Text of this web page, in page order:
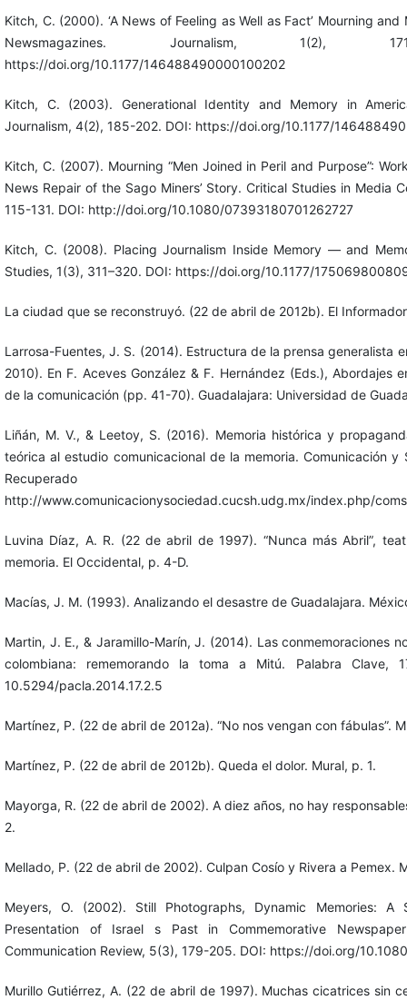
Kitch, C. (2000). ‘A News of Feeling as Well as Fact’ Mourning and
Newsmagazines. Journalism, 1(2),
https://doi.org/10.1177/146488490000100202
Kitch, C. (2003). Generational Identity and Memory in
Journalism, 4(2), 185-202. DOI: https://doi.org/10.1177/
Kitch, C. (2007). Mourning “Men Joined in Peril and Purpose”:
News Repair of the Sago Miners’ Story. Critical Studies in Media
115-131. DOI: http://doi.org/10.1080/07393180701262727
Kitch, C. (2008). Placing Journalism Inside Memory — and
Studies, 1(3), 311–320. DOI: https://doi.org/10.1177/
La ciudad que se reconstruyó. (22 de abril de 2012b). El
Larrosa-Fuentes, J. S. (2014). Estructura de la prensa generalista
2010). En F. Aceves González & F. Hernández (Eds.), Abordajes
de la comunicación (pp. 41-70). Guadalajara: Universidad de
Liñán, M. V., & Leetoy, S. (2016). Memoria histórica y
teórica al estudio comunicacional de la memoria. Comunicación y
http://www.comunicacionysociedad.cucsh.udg.mx/index.php/
Luvina Díaz, A. R. (22 de abril de 1997). “Nunca más Abril”,
memoria. El Occidental, p. 4-D.
Macías, J. M. (1993). Analizando el desastre de Guadalajara.
Martin, J. E., & Jaramillo-Marín, J. (2014). Las conmemoraciones
colombiana: rememorando la toma a Mitú. Palabra Clave,
10.5294/pacla.2014.17.2.5
Martínez, P. (22 de abril de 2012a). “No nos vengan con fábulas”.
Martínez, P. (22 de abril de 2012b). Queda el dolor. Mural, p. 1.
Mayorga, R. (22 de abril de 2002). A diez años, no hay
2.
Mellado, P. (22 de abril de 2002). Culpan Cosío y Rivera a Pemex.
Meyers, O. (2002). Still Photographs, Dynamic Memories:
Presentation of Israel s Past in Commemorative
Communication Review, 5(3), 179-205. DOI: https://doi.org/
Murillo Gutiérrez, A. (22 de abril de 1997). Muchas cicatrices sin